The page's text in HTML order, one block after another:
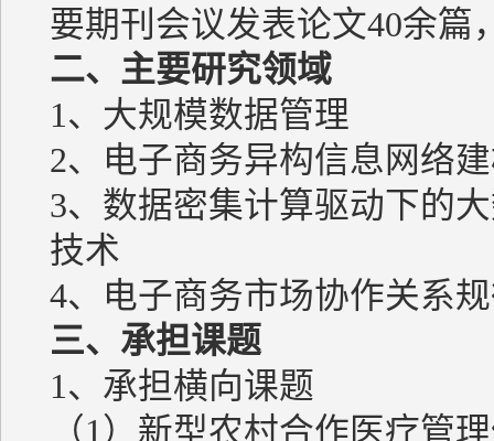
要期刊会议发表论文40余篇
二、主要研究领域
1、大规模数据管理
2、电子商务异构信息网络
3、数据密集计算驱动下的
技术
4、电子商务市场协作关系
三、承担课题
1、承担横向课题
（1）新型农村合作医疗管